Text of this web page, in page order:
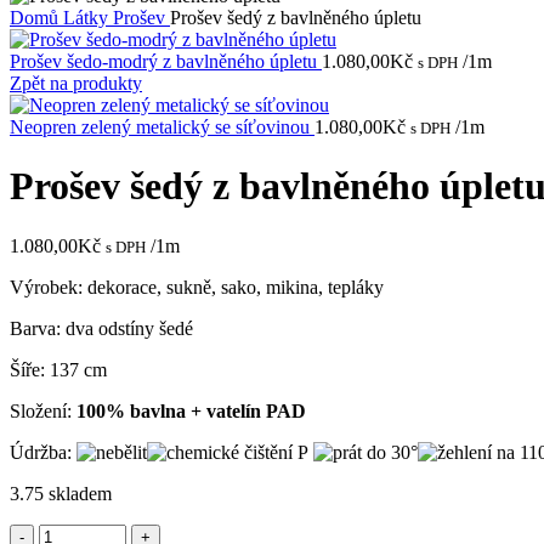
Domů Látky Prošev Prošev šedý z bavlněného úpletu
Prošev šedo-modrý z bavlněného úpletu 1.080,00Kč s DPH /1m
Zpět na produkty
Neopren zelený metalický se síťovinou 1.080,00Kč s DPH /1m
Prošev šedý z bavlněného
1.080,00Kč s DPH /1m
Výrobek: dekorace, sukně, sako, mikina, tepláky
Barva: dva odstíny šedé
Šíře: 137 cm
Složení: 100% bavlna + vatelín PAD
Údržba:
3.75 skladem
Prošev